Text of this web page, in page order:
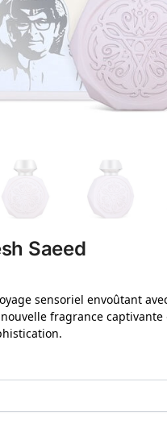
Saeed
sensoriel envoûtant
fragrance